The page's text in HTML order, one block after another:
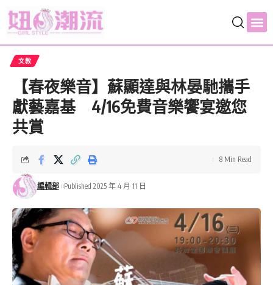
文教
【春夜樂音】蘇顯達與林晏馳攜手
獻藝嘉基 4/16免費音樂饗宴邀您
共賞
編輯部 Published 2025 年 4 月 11 日
8 Min Read